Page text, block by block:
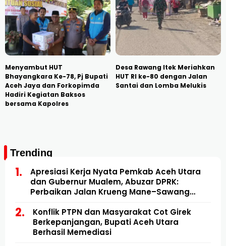
Menyambut HUT
Bhayangkara Ke-78, Pj Bupati
Aceh Jaya dan Forkopimda
Hadiri Kegiatan Baksos
bersama Kapolres
Desa Rawang Itek Meriahkan
HUT RI ke-80 dengan Jalan
Santai dan Lomba Melukis
Trending
Apresiasi Kerja Nyata Pemkab Aceh Utara
dan Gubernur Mualem, Abuzar DPRK:
Perbaikan Jalan Krueng Mane–Sawang
Konflik PTPN dan Masyarakat Cot Girek
Berkepanjangan, Bupati Aceh Utara
Berhasil Memediasi